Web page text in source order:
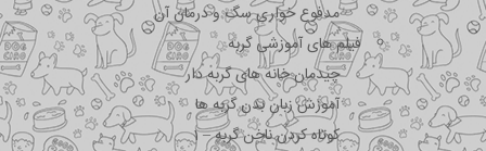
مدفوع خواری سگ و درمان آن
فیلم های آموزشی گربه
چیدمان خانه های گربه دار
آموزش زبان بدن گربه ها
کوتاه کردن ناخن گربه – 1